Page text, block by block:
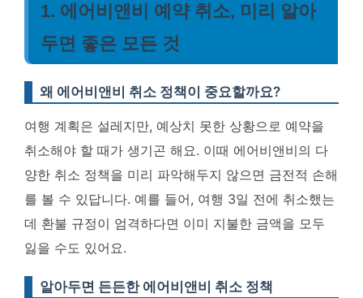
1. 에어비앤비 예약 취소, 미리 알아
두면 좋은 모든 것
왜 에어비앤비 취소 정책이 중요할까요?
여행 계획은 설레지만, 예상치 못한 상황으로 예약을
취소해야 할 때가 생기곤 해요. 이때 에어비앤비의 다
양한 취소 정책을 미리 파악해두지 않으면 금전적 손해
를 볼 수 있답니다. 예를 들어, 여행 3일 전에 취소했는
데 환불 규정이 엄격하다면 이미 지불한 금액을 모두
잃을 수도 있어요.
알아두면 든든한 에어비앤비 취소 정책